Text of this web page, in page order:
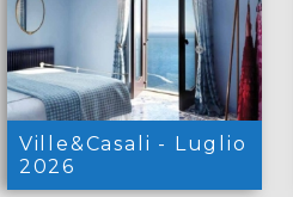
Ville&Casali - Luglio
2026